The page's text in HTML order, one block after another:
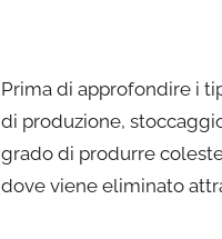
Prima di approfondire i
di produzione,
grado di produrre
dove viene eliminato